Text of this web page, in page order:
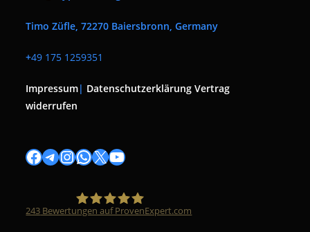
Timo Züfle, 72270 Baiersbronn, Germany
+49 175 1259351
Impressum| Datenschutzerklärung Vertrag
widerrufen
Facebook
Telegram
Instagram
WhatsApp
X YouTube
243 Bewertungen auf ProvenExpert.com